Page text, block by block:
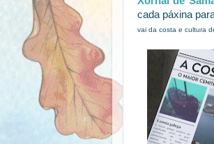
cada páxina
vai da costa e cultura